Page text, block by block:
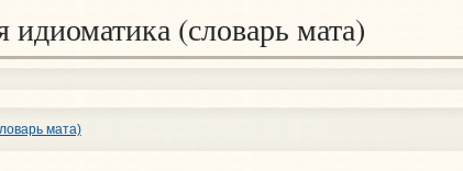
идиоматика (словарь мата)
мата)